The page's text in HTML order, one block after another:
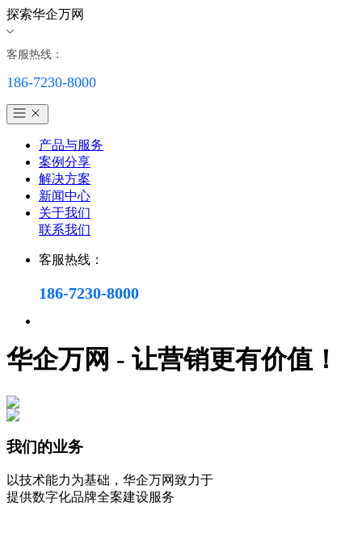
探索华企万网
客服热线：
186-7230-8000
产品与服务
案例分享
解决方案
新闻中心
关于我们
联系我们
客服热线：
186-7230-8000
华企万网 - 让营销更有价值！
我们的业务
以技术能力为基础，华企万网致力于
提供数字化品牌全案建设服务